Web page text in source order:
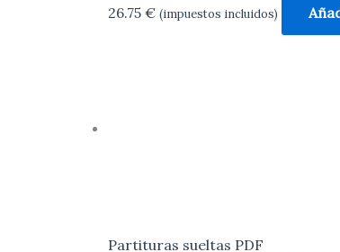
26.75 € (impuestos incluidos)
Partituras sueltas PDF